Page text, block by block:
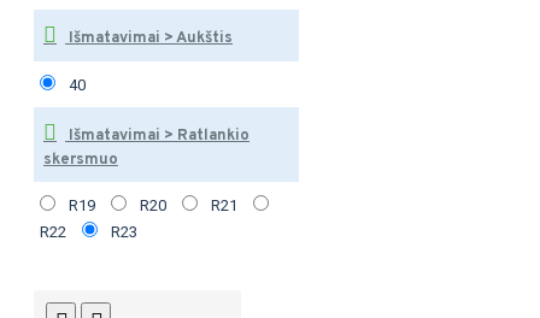
Išmatavimai > Aukštis
40
Išmatavimai > Ratlankio
skersmuo
R19 R20
R21
R22
R23